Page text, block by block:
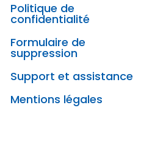
Politique de
confidentialité
Formulaire de
suppression
Support et assistance
Mentions légales